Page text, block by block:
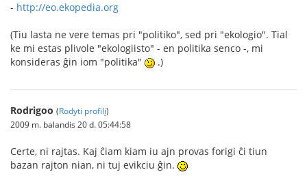
- http://eo.ekopedia.org
(Tiu lasta ne vere temas pri "politiko", sed pri "ekologio". Tial
ke mi estas plivole "ekologiisto" - en politika senco -, mi
konsideras ĝin iom "politika"
.)
Rodrigoo (Rodyti profilį)
2009 m. balandis 20 d. 05:44:58
Certe, ni rajtas. Kaj ĉiam kiam iu ajn provas forigi ĉi tiun
bazan rajton nian, ni tuj evikciu ĝin.